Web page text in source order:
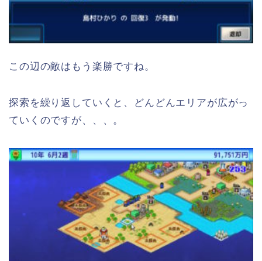
この辺の敵はもう楽勝ですね。
探索を繰り返していくと、どんどんエリアが広がっ
ていくのですが、、、。